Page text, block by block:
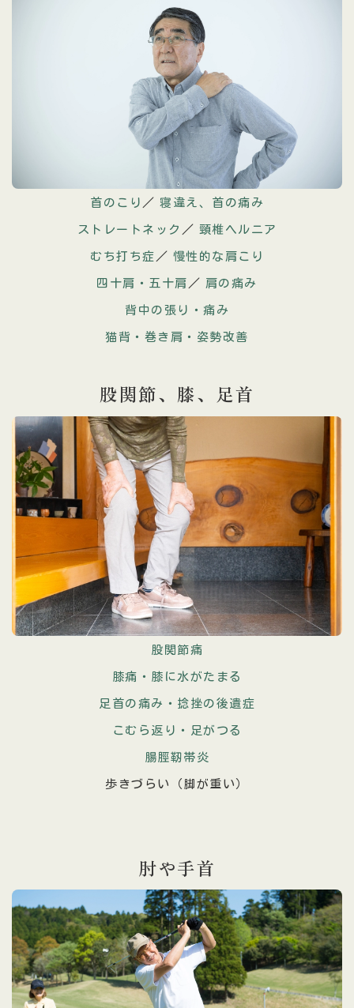
首のこり ／ 寝違え、首の痛み
ストレートネック ／ 頸椎ヘルニア
むち打ち症／ 慢性的な肩こり
四十肩・五十肩／ 肩の痛み
背中の張り・痛み
猫背・巻き肩・姿勢改善
股関節、膝、 足首
股関節痛
膝痛・膝に水がたまる
足首の痛み・捻挫の後遺症
こむら返り・足がつる
腸脛靭帯炎
歩きづらい（脚が重い）
肘や手首